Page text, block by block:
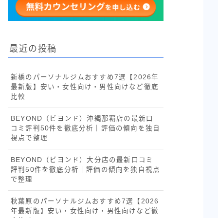
最近の投稿
新橋のパーソナルジムおすすめ7選【2026年
最新版】安い・女性向け・男性向けなど徹底
比較
BEYOND（ビヨンド）沖縄那覇店の最新口
コミ評判50件を徹底分析｜評価の傾向を独自
視点で整理
BEYOND（ビヨンド）大分店の最新口コミ
評判50件を徹底分析｜評価の傾向を独自視点
で整理
秋葉原のパーソナルジムおすすめ7選【2026
年最新版】安い・女性向け・男性向けなど徹